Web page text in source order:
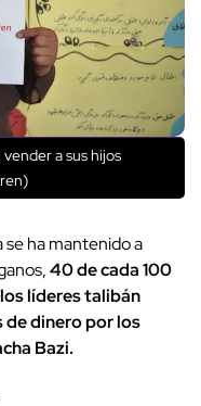
a sus hijos
se ha mantenido a
40 de cada 100
los líderes talibán
dinero por los
Bazi.